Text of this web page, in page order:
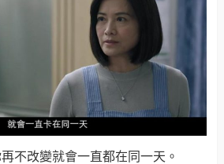
不改變就會一直都在同一天 。